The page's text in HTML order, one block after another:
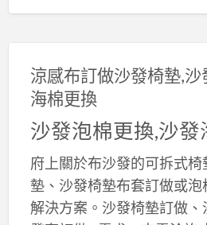
涼感布訂做沙發椅墊,
海棉更換
沙發泡棉更換,沙發
府上關於布沙發的可拆式
墊、沙發椅墊布套訂做或
解決方案。沙發椅墊訂做